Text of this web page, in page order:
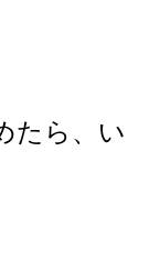
たら、い